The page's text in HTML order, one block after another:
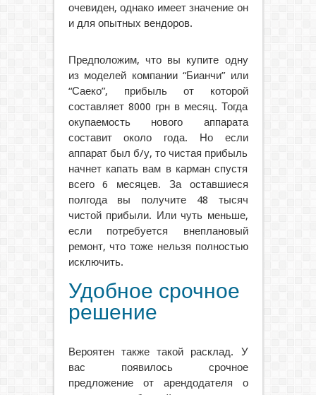
очевиден, однако имеет значение он
и для опытных вендоров.
Предположим, что вы купите одну
из моделей компании “Бианчи” или
“Саеко”, прибыль от которой
составляет 8000 грн в месяц. Тогда
окупаемость нового аппарата
составит около года. Но если
аппарат был б/у, то чистая прибыль
начнет капать вам в карман спустя
всего 6 месяцев. За оставшиеся
полгода вы получите 48 тысяч
чистой прибыли. Или чуть меньше,
если потребуется внеплановый
ремонт, что тоже нельзя полностью
исключить.
Удобное срочное
решение
Вероятен также такой расклад. У
вас появилось срочное
предложение от арендодателя о